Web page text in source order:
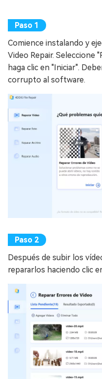
Comience instalando y
Video Repair. Seleccione
haga clic en "Iniciar".
corrupto al software.
Después de subir los
repararlos haciendo clic